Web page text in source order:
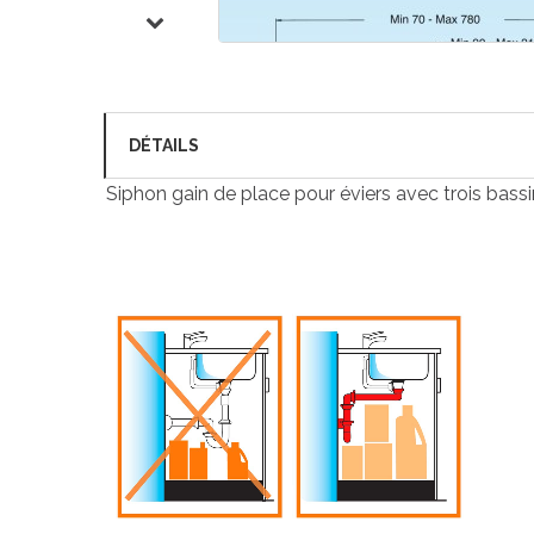
DÉTAILS
Siphon gain de place pour éviers avec trois